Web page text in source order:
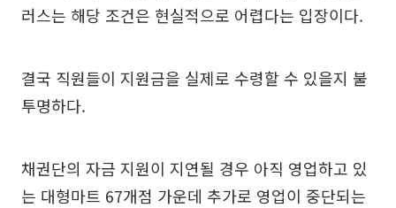
러스는 해당 조건은 현실적으로 어렵다는 입장이다.
결국 직원들이 지원금을 실제로 수령할 수 있을지 불
투명하다.
채권단의 자금 지원이 지연될 경우 아직 영업하고 있
는 대형마트 67개점 가운데 추가로 영업이 중단되는